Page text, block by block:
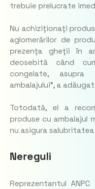
trebuie prelucrate
Nu achiziţionaţi
aglomerărilor de
prezenţa gheţii în
deosebită când
congelate,
ambalajului”, a
Totodată, el a
produse cu ambalajul
nu asigura
Nereguli
Reprezentantul